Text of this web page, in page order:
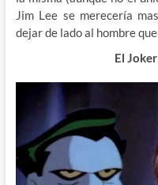
Jim Lee se merecería
dejar de lado al hombre
El